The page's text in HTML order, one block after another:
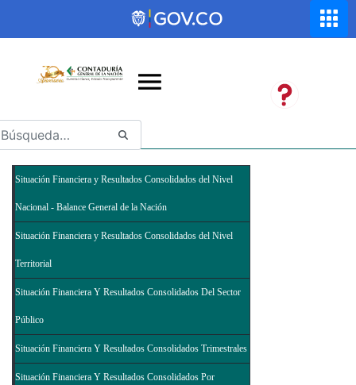
Saltar al contenido principal
Abrir menú de accesibilidad
Situación Financiera y Resultados Consolidados del Nivel
Nacional - Balance General de la Nación
Situación Financiera y Resultados Consolidados del Nivel
Territorial
Situación Financiera Y Resultados Consolidados Del Sector
Público
Situación Financiera Y Resultados Consolidados Trimestrales
Situación Financiera Y Resultados Consolidados Por